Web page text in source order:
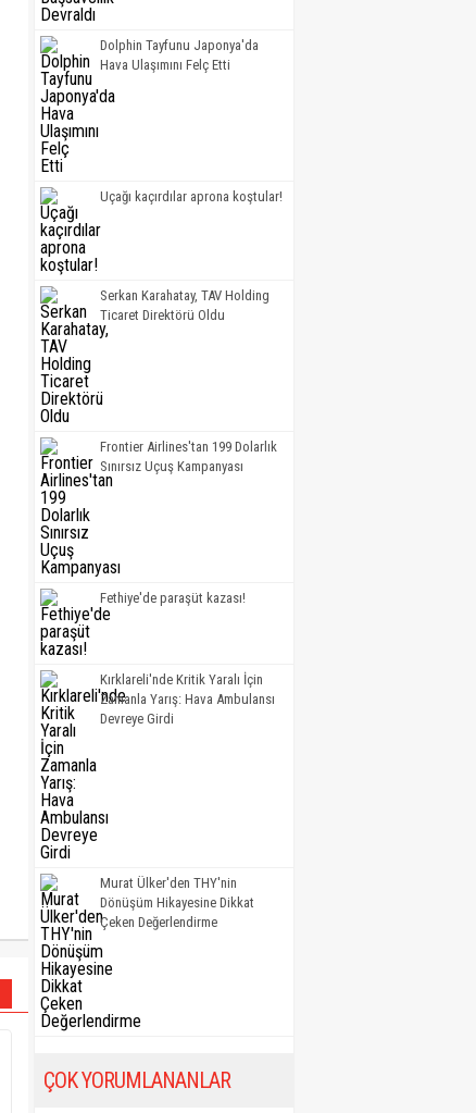
Dolphin Tayfunu Japonya'da
Hava Ulaşımını Felç Etti
Uçağı kaçırdılar aprona koştular!
Serkan Karahatay, TAV Holding
Ticaret Direktörü Oldu
Frontier Airlines'tan 199 Dolarlık
Sınırsız Uçuş Kampanyası
Fethiye'de paraşüt kazası!
Kırklareli'nde Kritik Yaralı İçin
Zamanla Yarış: Hava Ambulansı
Devreye Girdi
Murat Ülker'den THY'nin
Dönüşüm Hikayesine Dikkat
Çeken Değerlendirme
ÇOK YORUMLANANLAR